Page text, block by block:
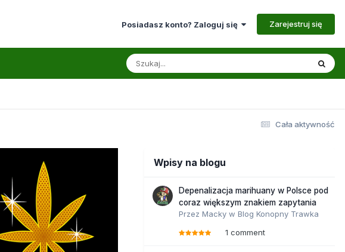
Posiadasz konto? Zaloguj się Zarejestruj się
Cała aktywność
Wpisy na blogu
Depenalizacja marihuany w Polsce pod
coraz większym znakiem zapytania
Przez Macky w Blog Konopny Trawka
1 comment